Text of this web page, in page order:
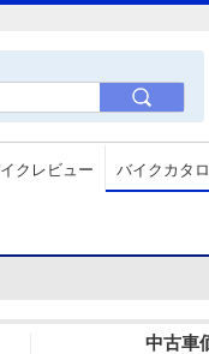
クレビュー バイクカタ
中古車